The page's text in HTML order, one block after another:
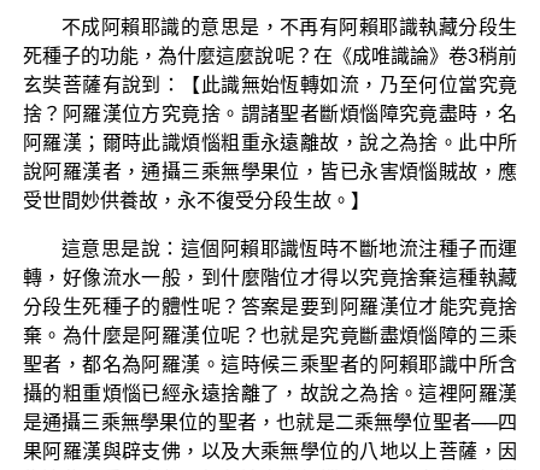
不成阿賴耶識的意思是，不再有阿賴耶識執藏分段生
死種子的功能，為什麼這麼說呢？在《成唯識論》卷3稍前
玄奘菩薩有說到：【此識無始恆轉如流，乃至何位當究竟
捨？阿羅漢位方究竟捨。謂諸聖者斷煩惱障究竟盡時，名
阿羅漢；爾時此識煩惱粗重永遠離故，說之為捨。此中所
說阿羅漢者，通攝三乘無學果位，皆已永害煩惱賊故，應
受世間妙供養故，永不復受分段生故。】
這意思是說：這個阿賴耶識恆時不斷地流注種子而運
轉，好像流水一般，到什麼階位才得以究竟捨棄這種執藏
分段生死種子的體性呢？答案是要到阿羅漢位才能究竟捨
棄。為什麼是阿羅漢位呢？也就是究竟斷盡煩惱障的三乘
聖者，都名為阿羅漢。這時候三乘聖者的阿賴耶識中所含
攝的粗重煩惱已經永遠捨離了，故說之為捨。這裡阿羅漢
是通攝三乘無學果位的聖者，也就是二乘無學位聖者──四
果阿羅漢與辟支佛，以及大乘無學位的八地以上菩薩，因